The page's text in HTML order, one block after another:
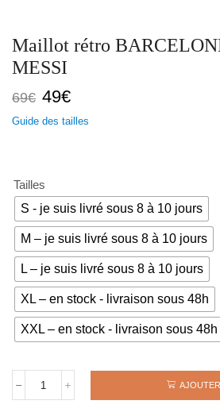
Maillot rétro
MESSI
69€ Le
initial
49€Le
actuel
Guide des tailles
Tailles
S - je suis livré sous 8 à 10 jours
M – je suis livré sous 8 à 10 jours
L – je suis livré sous 8 à 10 jours
XL – en stock - livraison sous 48h
XXL – en stock - livraison sous 48h
quantité